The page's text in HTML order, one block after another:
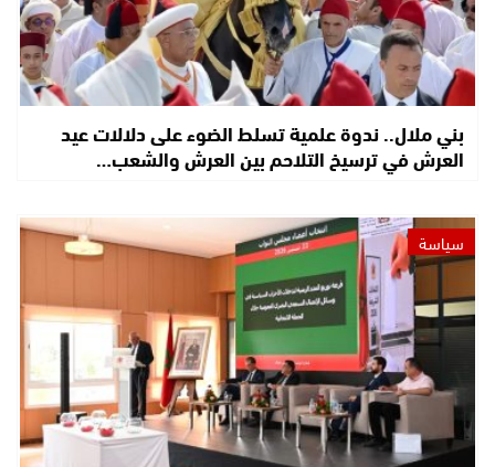
بني ملال.. ندوة علمية تسلط الضوء على دلالات عيد
العرش في ترسيخ التلاحم بين العرش والشعب…
سياسة